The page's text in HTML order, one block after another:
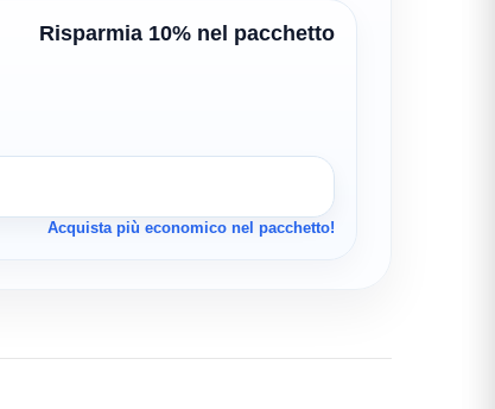
Risparmia 10% nel pacchetto
Acquista più economico nel pacchetto!